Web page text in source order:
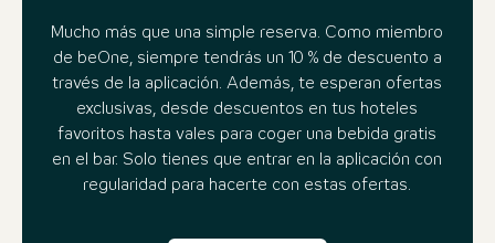
Mucho más que una simple reserva. Como miembro
de beOne, siempre tendrás un 10 % de descuento a
través de la aplicación. Además, te esperan ofertas
exclusivas, desde descuentos en tus hoteles
favoritos hasta vales para coger una bebida gratis
en el bar. Solo tienes que entrar en la aplicación con
regularidad para hacerte con estas ofertas.